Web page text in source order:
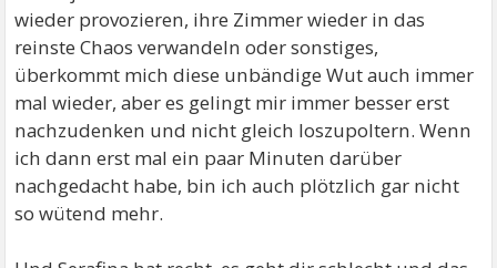
wieder provozieren, ihre Zimmer wieder in das
reinste Chaos verwandeln oder sonstiges,
überkommt mich diese unbändige Wut auch immer
mal wieder, aber es gelingt mir immer besser erst
nachzudenken und nicht gleich loszupoltern. Wenn
ich dann erst mal ein paar Minuten darüber
nachgedacht habe, bin ich auch plötzlich gar nicht
so wütend mehr.